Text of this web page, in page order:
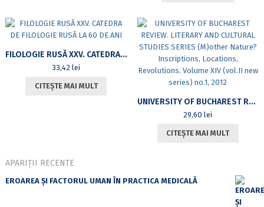
FILOLOGIE RUSĂ XXV. CATEDRA DE FILOLOGIE RUSĂ LA 60 DE ANI
33,42lei
CITEȘTE MAI MULT
UNIVERSITY OF BUCHAREST REVIEW. LITERARY AND CULTURAL STUDIES SERIES (M)OTHER NATURE? INSCRIPTIONS, LOCATIONS, REVOLUTIONS. VOLUME XIV (VOL.II NEW SERIES) NO.1, 2012
29,60lei
CITEȘTE MAI MULT
APARIȚII RECENTE
EROAREA ȘI FACTORUL UMAN ÎN PRACTICA MEDICALĂ